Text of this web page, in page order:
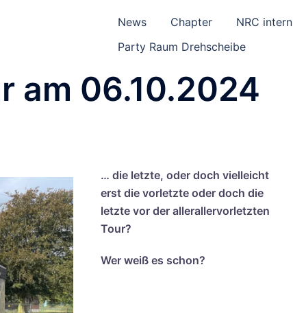
News Chapter NRC intern
Party Raum Drehscheibe
am 06.10.2024
… die letzte, oder doch vielleicht
erst die vorletzte oder doch die
letzte vor der allerallervorletzten
Tour?
Wer weiß es schon?